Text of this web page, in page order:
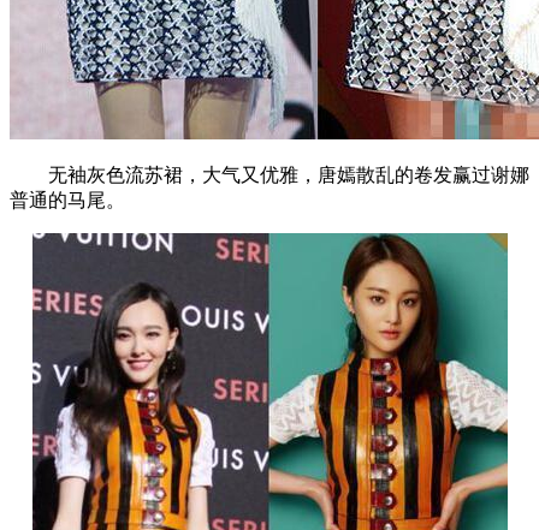
无袖灰色流苏裙，大气又优雅，唐嫣散乱的卷发赢过谢娜
普通的马尾。